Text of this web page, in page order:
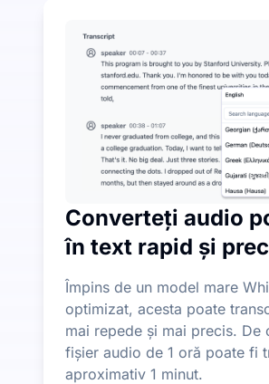
UniScribe oferă 120 de minute
Mai multe funcții AI disponibile
Generați automat rezumate,
Converteți audio
în text rapid și
Împins de un model mare
optimizat, acesta poate
mai repede și mai precis. De
fișier audio de 1 oră poate fi
aproximativ 1 minut.